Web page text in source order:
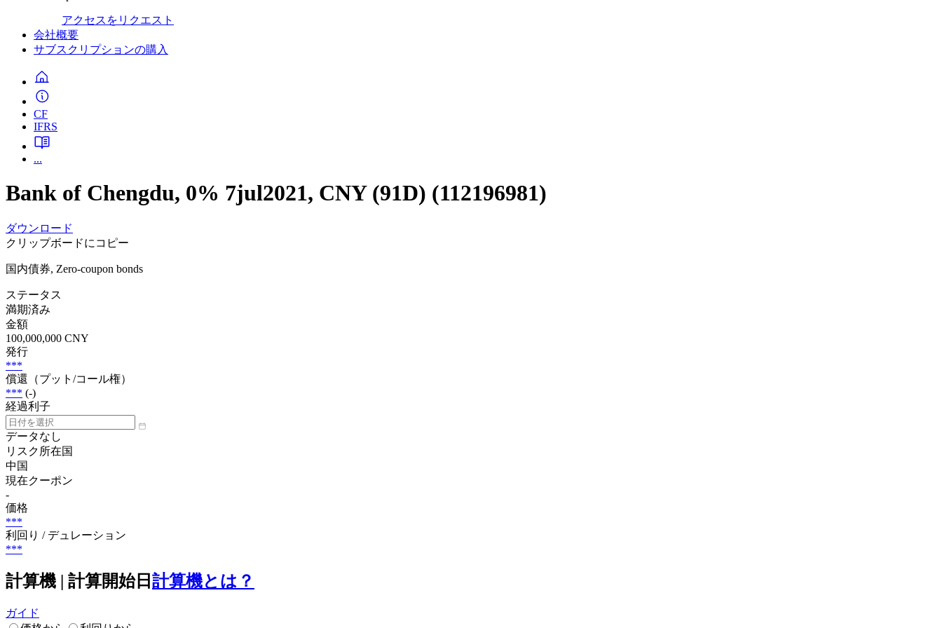
アクセスをリクエスト
会社概要
サブスクリプションの購入
CF
IFRS
...
Bank of Chengdu, 0% 7jul2021, CNY (91D) (112196981)
ダウンロード
クリップボードにコピー
国内債券, Zero-coupon bonds
ステータス
満期済み
金額
100,000,000 CNY
発行
***
償還（プット/コール権）
*** (-)
経過利子
データなし
リスク所在国
中国
現在クーポン
-
価格
***
利回り / デュレーション
***
計算機 | 計算開始日 計算機とは？
ガイド